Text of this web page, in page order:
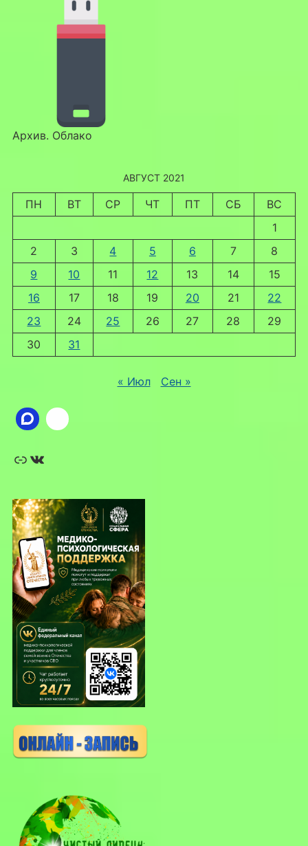
Архив. Облако
АВГУСТ 2021
ПН ВТ СР ЧТ ПТ СБ
ВС
1
2
3 4 5 6 7
8
9
10 11 12 13 14
15
16
17 18 19 20 21
22
23
24 25 26 27 28
29
30
31
« Июл Сен »
Ссылка